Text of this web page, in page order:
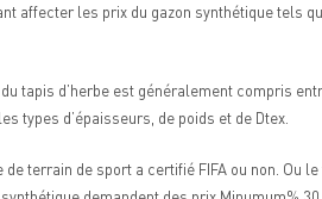
affecter les prix du gazon synthétique tels
tapis d’herbe est généralement compris
types d’épaisseurs, de poids et de Dtex.
terrain de sport a certifié FIFA ou non. Ou